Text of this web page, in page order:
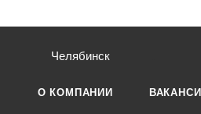
Челябинск
О КОМПАНИИ